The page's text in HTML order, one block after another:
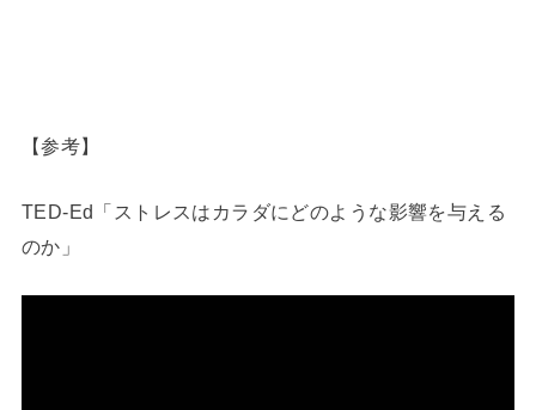
【参考】
TED-Ed「ストレスはカラダにどのような影響を与える
のか」